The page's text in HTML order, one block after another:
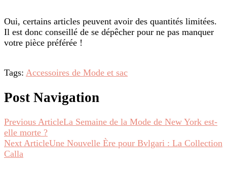
Oui, certains articles peuvent avoir des quantités limitées.
Il est donc conseillé de se dépêcher pour ne pas manquer
votre pièce préférée !
Tags: Accessoires de Mode et sac
Post Navigation
Previous ArticleLa Semaine de la Mode de New York est-
elle morte ?
Next ArticleUne Nouvelle Ère pour Bvlgari : La Collection
Calla